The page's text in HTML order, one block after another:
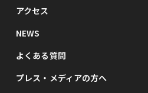
アクセス
NEWS
よくある質問
プレス・メディアの方へ